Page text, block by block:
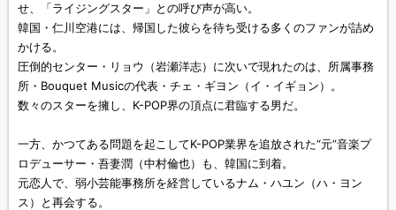
せ、「ライジングスター」との呼び声が高い。
韓国・仁川空港には、帰国した彼らを待ち受ける多くのファンが詰め
かける。
圧倒的センター・リョウ（岩瀬洋志）に次いで現れたのは、所属事務
所・Bouquet Musicの代表・チェ・ギヨン（イ・イギョン）。
数々のスターを擁し、K-POP界の頂点に君臨する男だ。
一方、かつてある問題を起こしてK-POP業界を追放された“元”音楽プ
ロデューサー・吾妻潤（中村倫也）も、韓国に到着。
元恋人で、弱小芸能事務所を経営しているナム・ハユン（ハ・ヨン
ス）と再会する。